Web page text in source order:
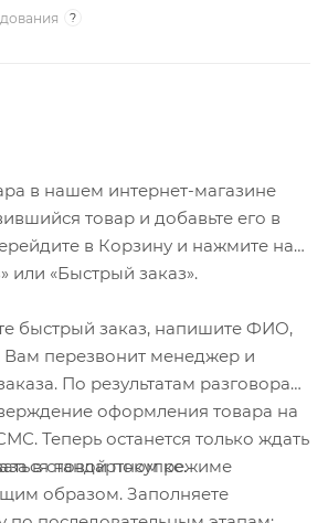
?
в нашем интернет-магазине
товар и добавьте его в
в Корзину и нажмите на
или «Быстрый заказ».
быстрый заказ, напишите ФИО,
Вам перезвонит менеджер и
По результатам разговора
оформления товара на
Теперь останется только ждать
новой покупке.
в стандартном режиме
образом. Заполняете